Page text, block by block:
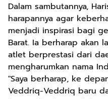
Dalam sambutannya,
harapannya agar
menjadi inspirasi bagi
Barat. Ia berharap akan
atlet berprestasi dari
mengharumkan nama
"Saya berharap, ke
Veddriq-Veddriq baru